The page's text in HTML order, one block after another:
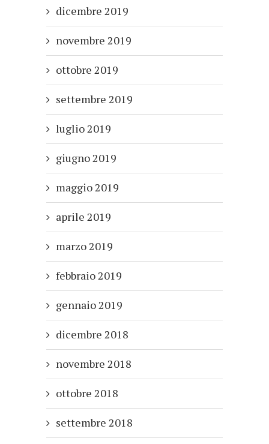
dicembre 2019
novembre 2019
ottobre 2019
settembre 2019
luglio 2019
giugno 2019
maggio 2019
aprile 2019
marzo 2019
febbraio 2019
gennaio 2019
dicembre 2018
novembre 2018
ottobre 2018
settembre 2018